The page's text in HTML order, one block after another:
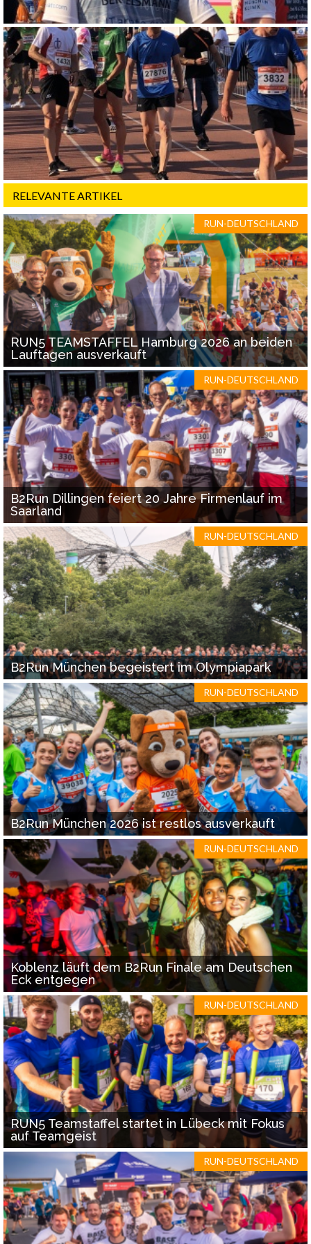
RELEVANTE ARTIKEL
RUN-DEUTSCHLAND
RUN5 TEAMSTAFFEL Hamburg 2026 an beiden
Lauftagen ausverkauft
RUN-DEUTSCHLAND
B2Run Dillingen feiert 20 Jahre Firmenlauf im
Saarland
RUN-DEUTSCHLAND
B2Run München begeistert im Olympiapark
RUN-DEUTSCHLAND
B2Run München 2026 ist restlos ausverkauft
RUN-DEUTSCHLAND
Koblenz läuft dem B2Run Finale am Deutschen
Eck entgegen
RUN-DEUTSCHLAND
RUN5 Teamstaffel startet in Lübeck mit Fokus
auf Teamgeist
RUN-DEUTSCHLAND